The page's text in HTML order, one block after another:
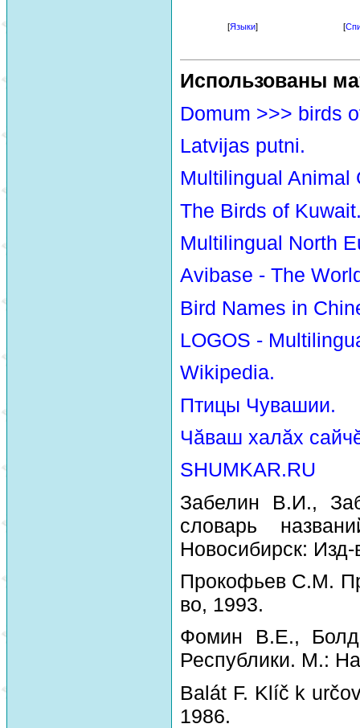
[Языки] [
Использованы
Domum >>> birds
Latvijas putni.
Multilingual Animal
The Birds of
Multilingual North
Avibase - The
Bird Names in
LOGOS -
Wikipedia.
Птицы Чувашии.
Чăваш халăх
SHUMKAR.RU
Забелин В.И.,
словарь
Новосибирск:
Прокофьев С.М.
во, 1993.
Фомин В.Е., Болд
Республики. М.:
Balát F. Klíč k
1986.